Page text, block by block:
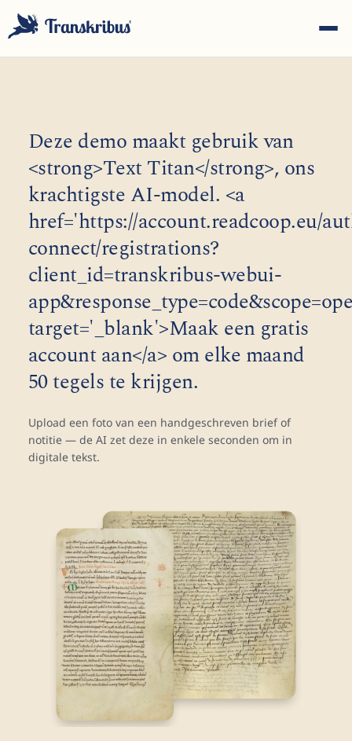
ESC
Begin met typen om te zoeken in modellen, sites en
blogberichten...
Deze demo maakt gebruik van
<strong>Text Titan</strong>, ons
krachtigste AI-model. <a
href='https://account.readcoop.eu/
connect/registrations?
client_id=transkribus-webui-
target='_blank'>Maak een gratis
account aan</a> om elke maand
50 tegels te krijgen.
Upload een foto van een handgeschreven brief of
notitie — de AI zet deze in enkele seconden om in
digitale tekst.